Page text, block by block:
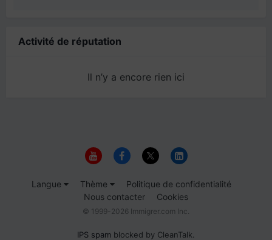
Activité de réputation
Il n’y a encore rien ici
Langue Thème
Politique de confidentialité
Nous contacter
Cookies
© 1999-2026 Immigrer.com Inc.
IPS spam blocked by CleanTalk.